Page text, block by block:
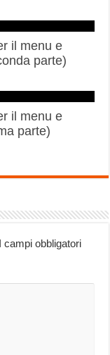
il menu e
parte)
il menu e
parte)
I campi obbligatori